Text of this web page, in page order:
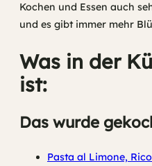
Kochen und Essen auch
und es gibt immer mehr
Was in der
ist:
Das wurde
Pasta al Limone,